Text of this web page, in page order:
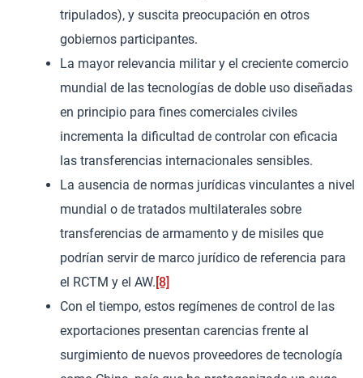
tripulados), y suscita preocupación en otros
gobiernos participantes.
La mayor relevancia militar y el creciente comercio
mundial de las tecnologías de doble uso diseñadas
en principio para fines comerciales civiles
incrementa la dificultad de controlar con eficacia
las transferencias internacionales sensibles.
La ausencia de normas jurídicas vinculantes a nivel
mundial o de tratados multilaterales sobre
transferencias de armamento y de misiles que
podrían servir de marco jurídico de referencia para
el RCTM y el AW. [8]
Con el tiempo, estos regímenes de control de las
exportaciones presentan carencias frente al
surgimiento de nuevos proveedores de tecnología